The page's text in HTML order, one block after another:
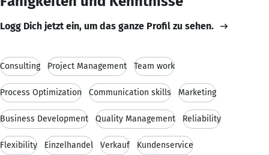
Logg Dich jetzt ein, um das ganze Profil zu sehen.
Consulting Project Management Team work
Process Optimization Communication skills Marketing
Business Development Quality Management Reliability
Flexibility Einzelhandel Verkauf Kundenservice